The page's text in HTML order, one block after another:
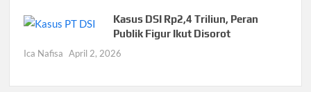
Kasus DSI Rp2,4 Triliun, Peran
Publik Figur Ikut Disorot
Ica Nafisa April 2, 2026